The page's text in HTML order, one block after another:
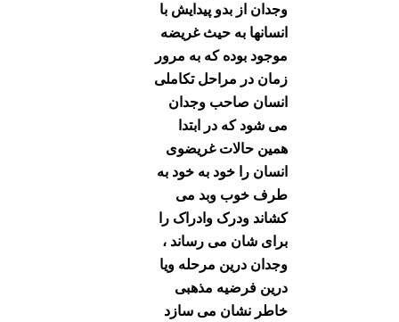
وجدان از بدو پیدایش با
انسانها به حیث غریضه
موجود بوده که به مرور
زمان در مراحل تکاملی
انسان صاحب وجدان
می شود که در ابتدا
همین حالات غریضوی
انسان را خود به خود به
طرف خوب وبد می
کشاند ودرک وادراک را
برای شان می رساند ،
وجدان درین مرحله ویا
درین فرضیه مذهبی
خاطر نشان می سازد